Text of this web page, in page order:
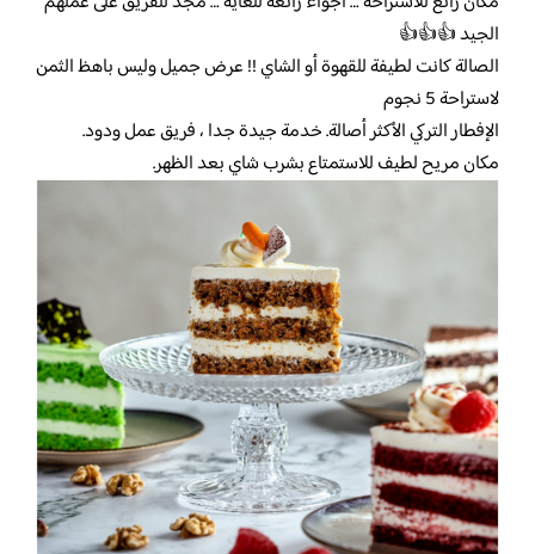
الجيد 👍👍👍
الصالة كانت لطيفة للقهوة أو الشاي !! عرض جميل وليس باهظ الثمن
لاستراحة 5 نجوم
الإفطار التركي الأكثر أصالة. خدمة جيدة جدا ، فريق عمل ودود.
مكان مريح لطيف للاستمتاع بشرب شاي بعد الظهر.